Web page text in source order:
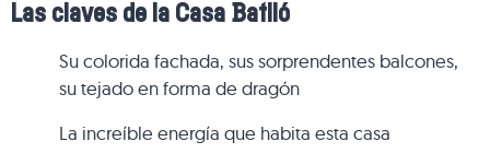
Las claves de la Casa Batlló
Su colorida fachada, sus sorprendentes balcones,
su tejado en forma de dragón
La increíble energía que habita esta casa